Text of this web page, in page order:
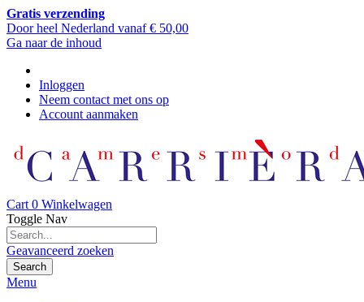
Gratis verzending
Door heel Nederland vanaf € 50,00
Ga naar de inhoud
Inloggen
Neem contact met ons op
Account aanmaken
Cart 0 Winkelwagen
Toggle Nav
Geavanceerd zoeken
Search
Menu